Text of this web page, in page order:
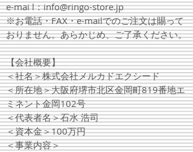
e-mail：info@ringo-store.jp
​​※お電話・FAX・e-mailでのご注文は賜って
おりません。あらかじめ、ご了承ください。
【会社概要】
＜社名＞株式会社メルカドエクシード
​＜所在地＞大阪府堺市北区金岡町819番地エ
ミネント金岡102号
＜代表者名＞石水 浩司
​＜資本金＞100万円
＜事業内容＞